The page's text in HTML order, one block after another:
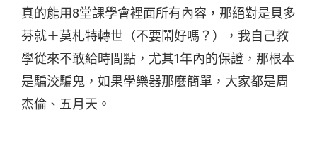
真的能用8堂課學會裡面所有內容，那絕對是貝多
芬就＋莫札特轉世（不要鬧好嗎？），我自己教
學從來不敢給時間點，尤其1年內的保證，那根本
是騙洨騙鬼，如果學樂器那麼簡單，大家都是周
杰倫、五月天。